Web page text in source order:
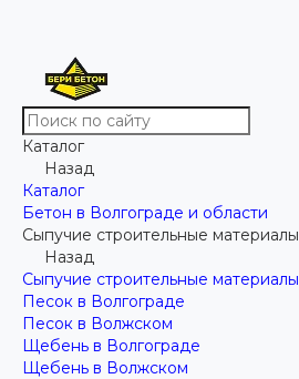
Каталог
Назад
Каталог
Бетон в Волгограде и области
Сыпучие строительные материалы
Назад
Сыпучие строительные материалы
Песок в Волгограде
Песок в Волжском
Щебень в Волгограде
Щебень в Волжском